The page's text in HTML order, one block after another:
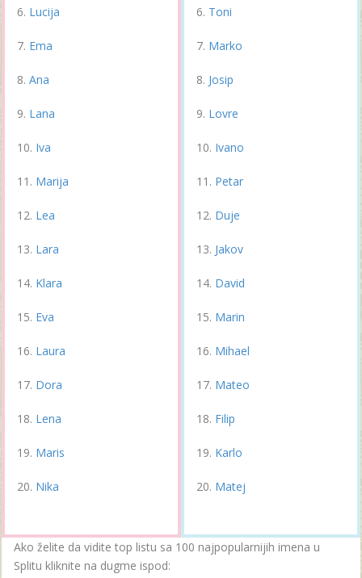
Lucija
Ema
Ana
Lana
Iva
Marija
Lea
Lara
Klara
Eva
Laura
Dora
Lena
Maris
Nika
Toni
Marko
Josip
Lovre
Ivano
Petar
Duje
Jakov
David
Marin
Mihael
Mateo
Filip
Karlo
Matej
Ako želite da vidite top listu sa 100 najpopularnijih imena u
Splitu kliknite na dugme ispod: